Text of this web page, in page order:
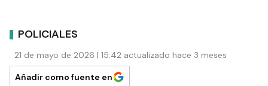
POLICIALES
21 de mayo de 2026 | 15:42 actualizado hace 3 meses
Añadir como fuente en